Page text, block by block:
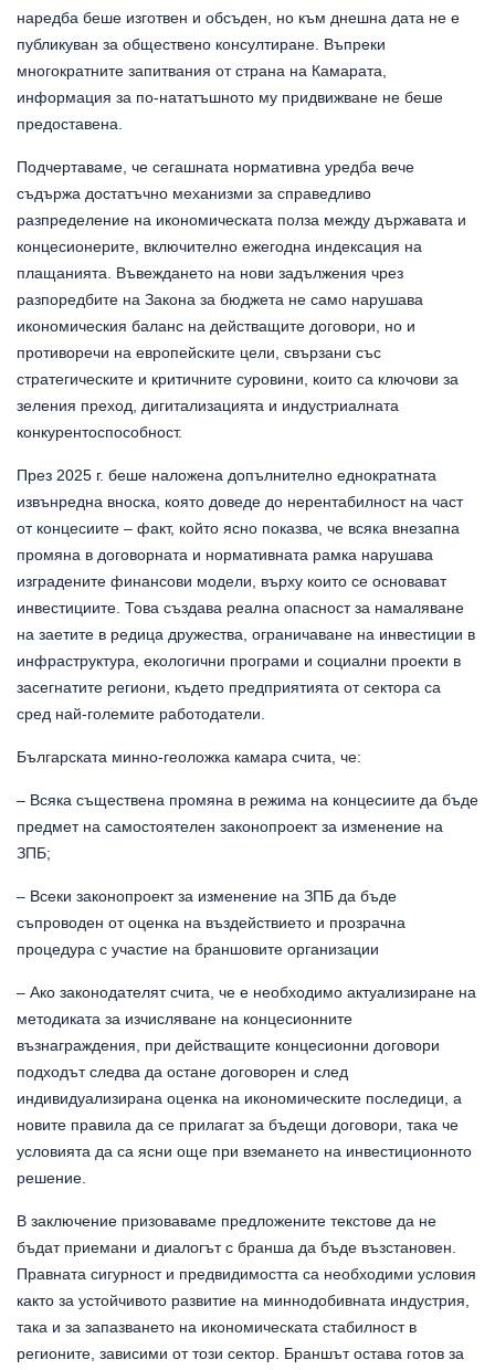
наредба беше изготвен и обсъден, но към днешна дата не е
публикуван за обществено консултиране. Въпреки
многократните запитвания от страна на Камарата,
информация за по-нататъшното му придвижване не беше
предоставена.
Подчертаваме, че сегашната нормативна уредба вече
съдържа достатъчно механизми за справедливо
разпределение на икономическата полза между държавата и
концесионерите, включително ежегодна индексация на
плащанията. Въвеждането на нови задължения чрез
разпоредбите на Закона за бюджета не само нарушава
икономическия баланс на действащите договори, но и
противоречи на европейските цели, свързани със
стратегическите и критичните суровини, които са ключови за
зеления преход, дигитализацията и индустриалната
конкурентоспособност.
През 2025 г. беше наложена допълнително еднократната
извънредна вноска, която доведе до нерентабилност на част
от концесиите – факт, който ясно показва, че всяка внезапна
промяна в договорната и нормативната рамка нарушава
изградените финансови модели, върху които се основават
инвестициите. Това създава реална опасност за намаляване
на заетите в редица дружества, ограничаване на инвестиции в
инфраструктура, екологични програми и социални проекти в
засегнатите региони, където предприятията от сектора са
сред най-големите работодатели.
Българската минно-геоложка камара счита, че:
– Всяка съществена промяна в режима на концесиите да бъде
предмет на самостоятелен законопроект за изменение на
ЗПБ;
– Всеки законопроект за изменение на ЗПБ да бъде
съпроводен от оценка на въздействието и прозрачна
процедура с участие на браншовите организации
– Ако законодателят счита, че е необходимо актуализиране на
методиката за изчисляване на концесионните
възнаграждения, при действащите концесионни договори
подходът следва да остане договорен и след
индивидуализирана оценка на икономическите последици, а
новите правила да се прилагат за бъдещи договори, така че
условията да са ясни още при вземането на инвестиционното
решение.
В заключение призоваваме предложените текстове да не
бъдат приемани и диалогът с бранша да бъде възстановен.
Правната сигурност и предвидимостта са необходими условия
както за устойчивото развитие на миннодобивната индустрия,
така и за запазването на икономическата стабилност в
регионите, зависими от този сектор. Браншът остава готов за